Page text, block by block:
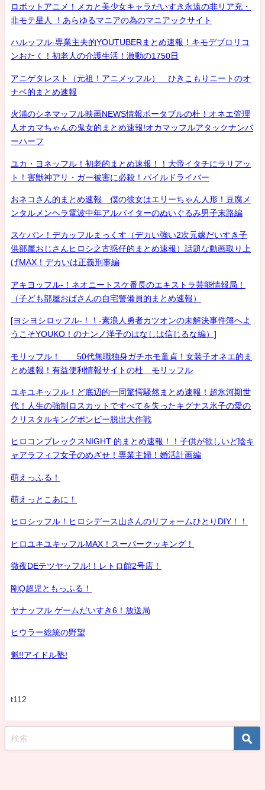
ロボットアニメ！メカと美少女キャラだいすき永遠の非リア充・
非モテ星人 ！あらゆるマニアの為のマニアックサイト
ハルッフル-専業主夫的YOUTUBERまとめ速報！キモデブロリコ
ンおたく！初老人の介護生活！激動の1750日
アニゲタレスト（元祖！アニメッフル） ひきこもりニートのオ
ナベ的まとめ速報
火浦のシネマッフル映画NEWS情報ポータブルの杜！オネエ管理
人オカマちゃんの鬼女的まとめ速報!オカマッフルアタックナンバ
ーハーフ
ユカ・ヨネッフル！初老的まとめ速報！！大帝イタチにラリアッ
ト！害獣神アリ・ガー被害に必殺！パイルドライバー
おネコさん的まとめ速報 僕の彼女はエリーちゃん人形！豆腐メ
ンタルメンヘラ電波中年アルバイターのぬいぐるみ男子末路編
スケバン！デカッフルまっくす（デカい強い2次元嫁だいすき子
供部屋おじさんヒロシ之古惑仔的まとめ速報）話題な動画取り上
げMAX！デカいは正義刑事編
アキヨッフル-！ネオニートスケ番長のエキストラ芸能情報局！
（子ども部屋おばさんの自宅警備員的まとめ速報）
[ヨシヨシロッフル-！！-素浪人勇者カツオンの未解決事件簿へよ
うこそYOUKO！のナンノ洋子のはなしは信じるな編）]
モリッフル！ 50代無職独身ガチホモ童貞！女装子オネエ的ま
とめ速報！有益便利情報サイトの杜 モリッフル
ユキユキッフル！ど底辺的一同驚愕騒然まとめ速報！超氷河期世
代！人生の強制ロスカットですべてを失ったキグナス氷子の愛の
クリスタルキングボンビー脱出大作戦
ヒロコンプレックスNIGHT 的まとめ速報！！子供が欲しいど陰キ
ャアラフィフ女子のめざせ！専業主婦！婚活計画編
萌えっふる！
萌えっとこあに！
ヒロシッフル！ヒロシデース山さんのリフォームひとりDIY！！
ヒロユキユキッフルMAX！スーパークッキング！
徹夜DEテツヤッフル!！レトロ館2号店！
剛Q超児ともっふる！
ヤナッフル ゲームだいすき6！放送局
ヒウラー総統の野望
魁!!アイドル塾!
t112